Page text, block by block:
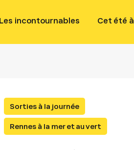
Les incontournables Cet été
Sorties à la journée
Rennes à la mer et au vert